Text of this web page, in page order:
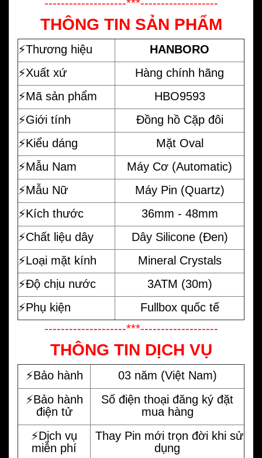
--------------------***-------------------
THÔNG TIN SẢN PHẨM
⚡️Thương hiệu
HANBORO
⚡️Xuất xứ
Hàng chính hãng
⚡️Mã sản phẩm
HBO9593
⚡️Giới tính
Đồng hồ Cặp đôi
⚡️Kiểu dáng
Mặt Oval
⚡️Mẫu Nam
Máy Cơ (Automatic)
⚡️Mẫu Nữ
Máy Pin (Quartz)
⚡️Kích thước
36mm - 48mm
⚡️Chất liệu dây
Dây Silicone (Đen)
⚡️Loại mặt kính
Mineral Crystals
⚡️Độ chịu nước
3ATM (30m)
⚡️Phụ kiện
Fullbox quốc tế
--------------------***-------------------
THÔNG TIN DỊCH VỤ
⚡️Bảo hành
03 năm (Việt Nam)
⚡️Bảo hành
điện tử
Số điện thoại đăng ký đặt
mua hàng
⚡️Dịch vụ
miễn phí
Thay Pin mới trọn đời khi sử
dụng